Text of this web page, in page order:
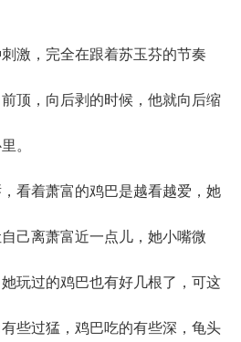
，完全在跟着苏玉芬的节奏
顶，向后剥的时候，他就向后缩
。
着萧富的鸡巴是越看越爱，她
己离萧富近一点儿，她小嘴微
玩过的鸡巴也有好几根了，可这
些过猛，鸡巴吃的有些深，龟头